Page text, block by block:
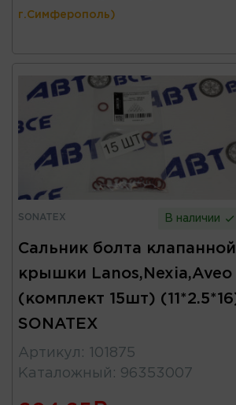
г.Симферополь)
SONATEX В наличии
Сальник болта клапанной
крышки Lanos,Nexia,Aveo
(комплект 15шт)
SONATEX
Артикул :
101875
Каталожный : 96353007